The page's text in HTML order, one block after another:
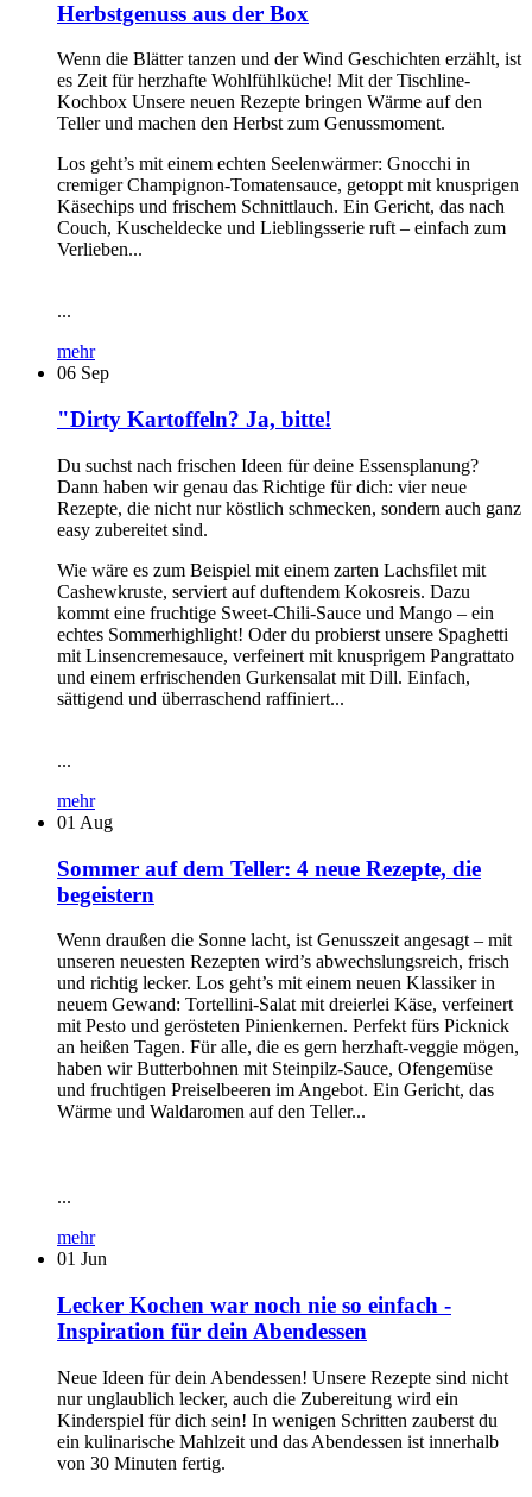
Herbstgenuss aus der Box
Wenn die Blätter tanzen und der Wind Geschichten erzählt, ist
es Zeit für herzhafte Wohlfühlküche! Mit der Tischline-
Kochbox Unsere neuen Rezepte bringen Wärme auf den
Teller und machen den Herbst zum Genussmoment.
Los geht’s mit einem echten Seelenwärmer: Gnocchi in
cremiger Champignon-Tomatensauce, getoppt mit knusprigen
Käsechips und frischem Schnittlauch. Ein Gericht, das nach
Couch, Kuscheldecke und Lieblingsserie ruft – einfach zum
Verlieben...
...
mehr
06 Sep
"Dirty Kartoffeln? Ja, bitte!
Du suchst nach frischen Ideen für deine Essensplanung?
Dann haben wir genau das Richtige für dich: vier neue
Rezepte, die nicht nur köstlich schmecken, sondern auch ganz
easy zubereitet sind.
Wie wäre es zum Beispiel mit einem zarten Lachsfilet mit
Cashewkruste, serviert auf duftendem Kokosreis. Dazu
kommt eine fruchtige Sweet-Chili-Sauce und Mango – ein
echtes Sommerhighlight! Oder du probierst unsere Spaghetti
mit Linsencremesauce, verfeinert mit knusprigem Pangrattato
und einem erfrischenden Gurkensalat mit Dill. Einfach,
sättigend und überraschend raffiniert...
...
mehr
01 Aug
Sommer auf dem Teller: 4 neue Rezepte, die
begeistern
Wenn draußen die Sonne lacht, ist Genusszeit angesagt – mit
unseren neuesten Rezepten wird’s abwechslungsreich, frisch
und richtig lecker. Los geht’s mit einem neuen Klassiker in
neuem Gewand: Tortellini-Salat mit dreierlei Käse, verfeinert
mit Pesto und gerösteten Pinienkernen. Perfekt fürs Picknick
an heißen Tagen. Für alle, die es gern herzhaft-veggie mögen,
haben wir Butterbohnen mit Steinpilz-Sauce, Ofengemüse
und fruchtigen Preiselbeeren im Angebot. Ein Gericht, das
Wärme und Waldaromen auf den Teller...
...
mehr
01 Jun
Lecker Kochen war noch nie so einfach -
Inspiration für dein Abendessen
Neue Ideen für dein Abendessen! Unsere Rezepte sind nicht
nur unglaublich lecker, auch die Zubereitung wird ein
Kinderspiel für dich sein! In wenigen Schritten zauberst du
ein kulinarische Mahlzeit und das Abendessen ist innerhalb
von 30 Minuten fertig.